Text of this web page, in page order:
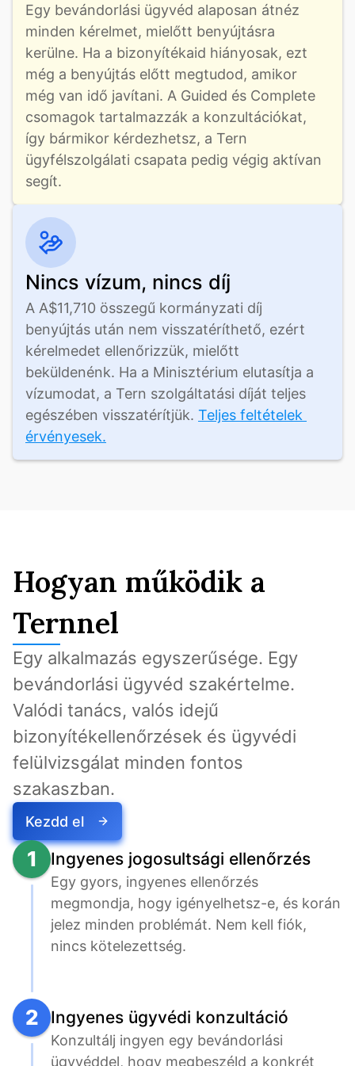
Egy bevándorlási ügyvéd alaposan átnéz
minden kérelmet, mielőtt benyújtásra
kerülne. Ha a bizonyítékaid hiányosak, ezt
még a benyújtás előtt megtudod, amikor
még van idő javítani. A Guided és Complete
csomagok tartalmazzák a konzultációkat,
így bármikor kérdezhetsz, a Tern
ügyfélszolgálati csapata pedig végig aktívan
segít.
Nincs vízum, nincs díj
A A$11,710 összegű kormányzati díj
benyújtás után nem visszatéríthető, ezért
kérelmedet ellenőrizzük, mielőtt
beküldenénk. Ha a Minisztérium elutasítja a
vízumodat, a Tern szolgáltatási díját teljes
egészében visszatérítjük. Teljes feltételek
érvényesek.
Hogyan működik a
Ternnel
Egy alkalmazás egyszerűsége. Egy
bevándorlási ügyvéd szakértelme.
Valódi tanács, valós idejű
bizonyítékellenőrzések és ügyvédi
felülvizsgálat minden fontos
szakaszban.
Kezdd el
1 Ingyenes jogosultsági ellenőrzés
Egy gyors, ingyenes ellenőrzés
megmondja, hogy igényelhetsz-e, és korán
jelez minden problémát. Nem kell fiók,
nincs kötelezettség.
2 Ingyenes ügyvédi konzultáció
Konzultálj ingyen egy bevándorlási
ügyvéddel, hogy megbeszéld a konkrét